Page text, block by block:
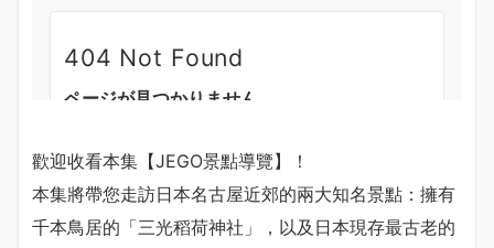
歡迎收看本集【JEGO景點導覽】！
本集將帶您走訪日本名古屋近郊的兩大知名景點：擁有
千本鳥居的「三光稻荷神社」，以及日本現存最古老的